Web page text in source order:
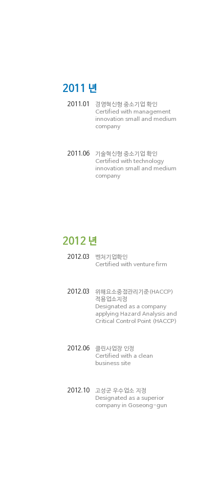
2011 년
2011.01
경영혁신형 중소기업 확인
Certified with management
innovation small and medium
company
2011.06
기술혁신형 중소기업 확인
Certified with technology
innovation small and medium
company
2012 년
2012.03
벤처기업확인
Certified with venture firm
2012.03
위해요소중점관리기준(HACCP)
적용업소지정
Designated as a company
applying Hazard Analysis and
Critical Control Point (HACCP)
2012.06
클린사업장 인정
Certified with a clean
business site
2012.10
고성군 우수업소 지정
Designated as a superior
company in Goseong-gun